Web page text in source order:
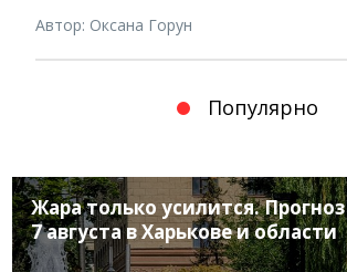
Автор: Оксана Горун
Популярно
Жара только усилится.
7 августа в Харькове и области